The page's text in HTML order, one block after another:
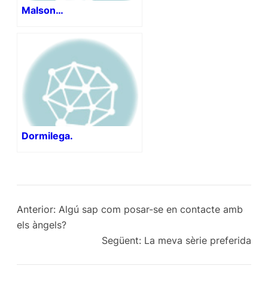
Malson…
Dormilega.
Anterior: Algú sap com posar-se en contacte amb
els àngels?
Següent: La meva sèrie preferida